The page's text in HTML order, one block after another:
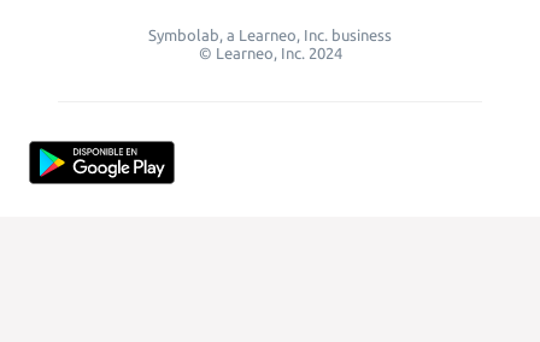
Symbolab, a Learneo, Inc. business
© Learneo, Inc. 2024